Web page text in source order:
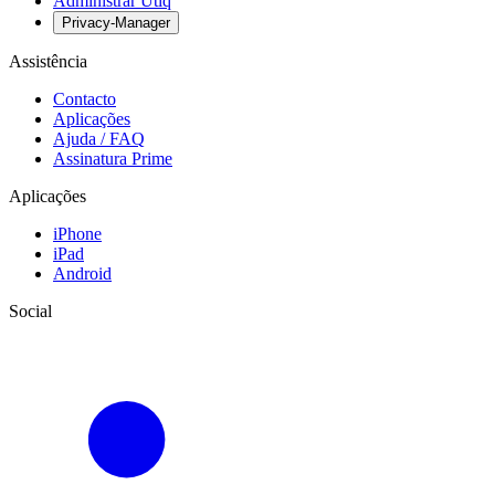
Privacy-Manager
Assistência
Contacto
Aplicações
Ajuda / FAQ
Assinatura Prime
Aplicações
iPhone
iPad
Android
Social